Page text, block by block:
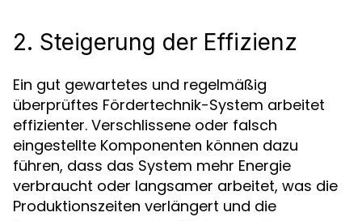
2. Steigerung der Effizienz
Ein gut gewartetes und regelmäßig
überprüftes Fördertechnik-System arbeitet
effizienter. Verschlissene oder falsch
eingestellte Komponenten können dazu
führen, dass das System mehr Energie
verbraucht oder langsamer arbeitet, was die
Produktionszeiten verlängert und die